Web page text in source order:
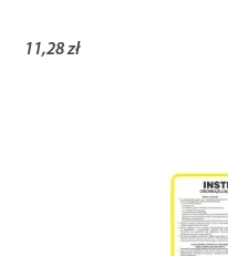
11,28 zł